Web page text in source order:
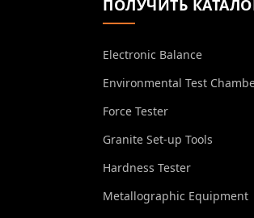
ПОЛУЧИТЬ
Electronic Balance
Environmental Test
Force Tester
Granite Set-up Tools
Hardness Tester
Metallographic Equipment